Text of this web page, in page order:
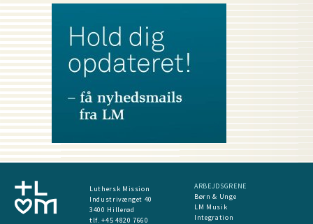
Luthersk Mission
Industrivænget 40
3400 Hillerød
tlf. +45 4820 7660
ARBEJDSGRENE
Børn & Unge
LM Musik
Integration